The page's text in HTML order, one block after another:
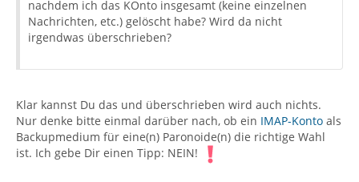
nachdem ich das KOnto insgesamt (keine einzelnen
Nachrichten, etc.) gelöscht habe? Wird da nicht
irgendwas überschrieben?
Klar kannst Du das und überschrieben wird auch nichts.
Nur denke bitte einmal darüber nach, ob ein IMAP-Konto als
Backupmedium für eine(n) Paronoide(n) die richtige Wahl
ist. Ich gebe Dir einen Tipp: NEIN!